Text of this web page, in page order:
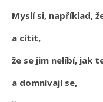
Myslí si, například,
a cítit,
že se jim nelíbí, jak
a domnívají se,